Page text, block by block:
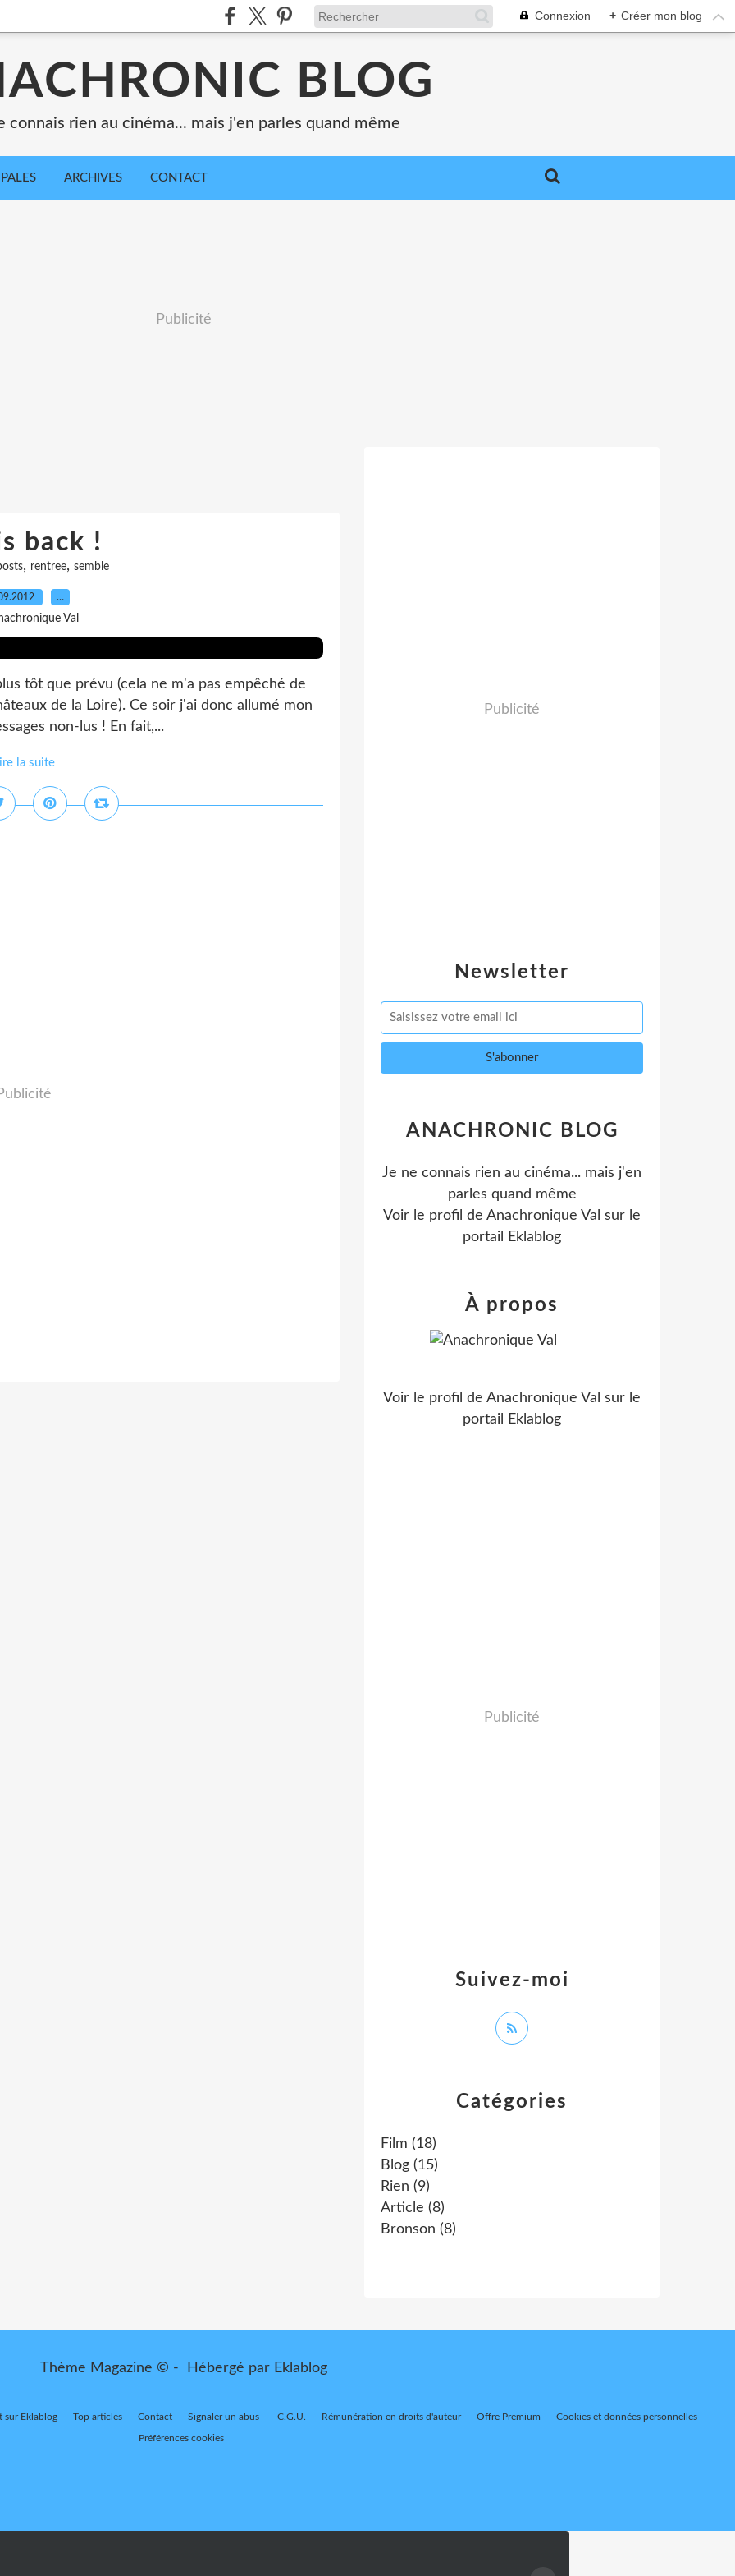
Connexion + Créer mon blog
BLOG
connais rien au cinéma... mais j'en parles quand même
ARCHIVES CONTACT
Publicité
back !
, rentree, semble
…
Val
tôt que prévu (cela ne m'a pas empêché de
de la Loire). Ce soir j'ai donc allumé mon
non-lus ! En fait,...
la suite
Newsletter
Publicité
Catégories
Film (18)
Blog (15)
Rien (9)
Article (8)
Bronson (8)
ANACHRONIC BLOG
Je ne connais rien au cinéma... mais j'en
parles quand même
Voir le profil de Anachronique Val sur le
portail Eklablog
Suivez-moi
À propos
Voir le profil de Anachronique Val sur le
portail Eklablog
Publicité
Thème Magazine © - Hébergé par Eklablog
sur Eklablog Top articles Contact Signaler un abus C.G.U. Rémunération en droits d'auteur Offre Premium Cookies et données personnelles
Préférences cookies